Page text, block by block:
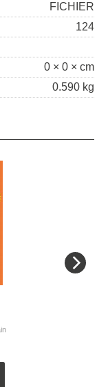
FICHIER
124
0 × 0 × cm
0.590 kg